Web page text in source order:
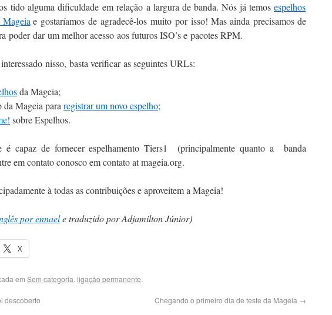
tido alguma dificuldade em relação a largura de banda. Nós já temos espelhos
Mageia e gostaríamos de agradecê-los muito por isso! Mas ainda precisamos de
poder dar um melhor acesso aos futuros ISO’s e pacotes RPM.
nisso, basta verificar as seguintes URLs:
da Mageia;
Mageia para registrar um novo espelho;
sobre Espelhos.
é capaz de fornecer espelhamento Tiers1 (principalmente quanto a banda
em contato conosco em contato at mageia.org.
à todas as contribuições e aproveitem a Mageia!
por ennaele traduzido por Adjamilton Júnior)
X
em Sem categoria. ligação permanente.
descoberto Chegando o primeiro dia de teste da Mageia →